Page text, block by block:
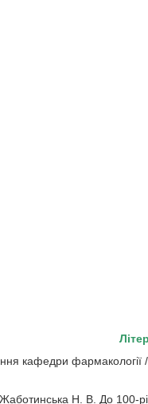
кафедри
Н. В. До 100-